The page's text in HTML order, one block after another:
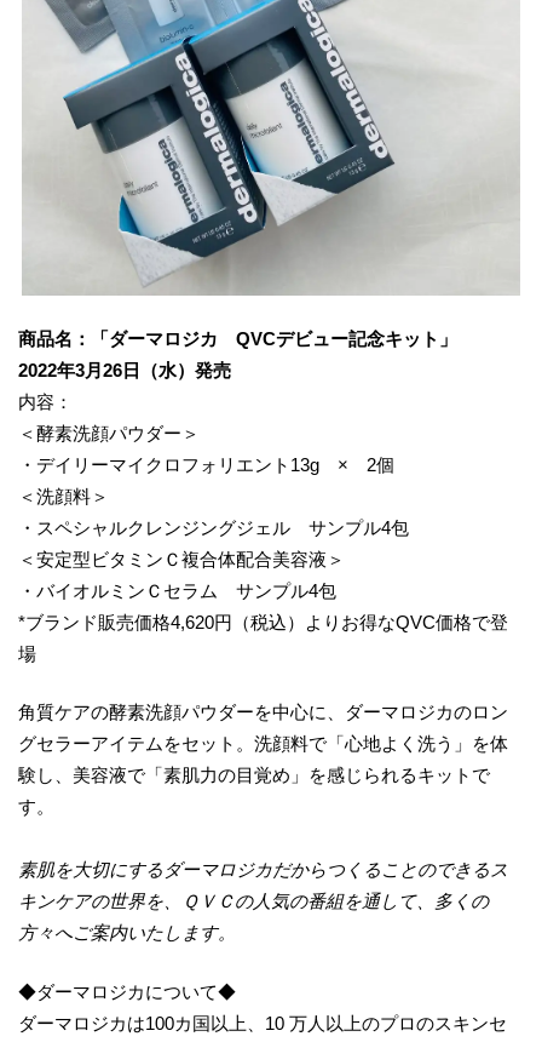
商品名：「ダーマロジカ QVCデビュー記念キット」
2022年3月26日（水）発売
内容：
＜酵素洗顔パウダー＞
・デイリーマイクロフォリエント13g × 2個
＜洗顔料＞
・スペシャルクレンジングジェル サンプル4包
＜安定型ビタミンＣ複合体配合美容液＞
・バイオルミンＣセラム サンプル4包
*ブランド販売価格4,620円（税込）よりお得なQVC価格で登
場
角質ケアの酵素洗顔パウダーを中心に、ダーマロジカのロン
グセラーアイテムをセット。洗顔料で「心地よく洗う」を体
験し、美容液で「素肌力の目覚め」を感じられるキットで
す。
素肌を大切にするダーマロジカだからつくることのできるス
キンケアの世界を、ＱＶＣの人気の番組を通して、多くの
方々へご案内いたします。
◆ダーマロジカについて◆
ダーマロジカは100カ国以上、10 万人以上のプロのスキンセ